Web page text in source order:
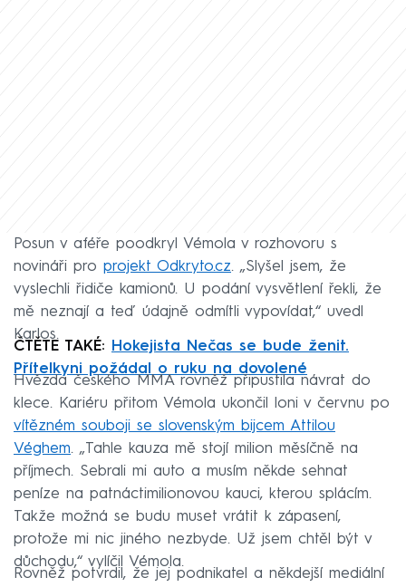
Posun v aféře poodkryl Vémola v rozhovoru s
novináři pro projekt Odkryto.cz. „Slyšel jsem, že
vyslechli řidiče kamionů. U podání vysvětlení řekli, že
mě neznají a teď údajně odmítli vypovídat,“ uvedl
Karlos.
ČTĚTE TAKÉ:
Hokejista Nečas se bude ženit.
Přítelkyni požádal o ruku na dovolené
Hvězda českého MMA rovněž připustila návrat do
klece. Kariéru přitom Vémola ukončil loni v červnu po
vítězném souboji se slovenským bijcem Attilou
Véghem. „Tahle kauza mě stojí milion měsíčně na
příjmech. Sebrali mi auto a musím někde sehnat
peníze na patnáctimilionovou kauci, kterou splácím.
Takže možná se budu muset vrátit k zápasení,
protože mi nic jiného nezbyde. Už jsem chtěl být v
důchodu,“ vylíčil Vémola.
Rovněž potvrdil, že jej podnikatel a někdejší mediální